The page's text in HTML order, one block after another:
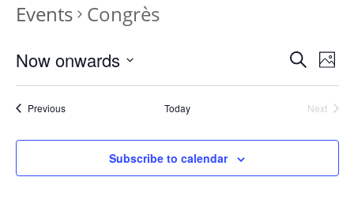
Events Congrès
Events
Search
and
Views
Search
Photo
Now onwards
PreviousEvents Today
Next
Subscribe to calendar